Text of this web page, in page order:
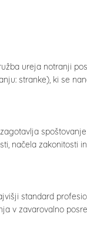
ureja notranji
stranke), ki se
načela zakonitosti
standard
v zavarovalno